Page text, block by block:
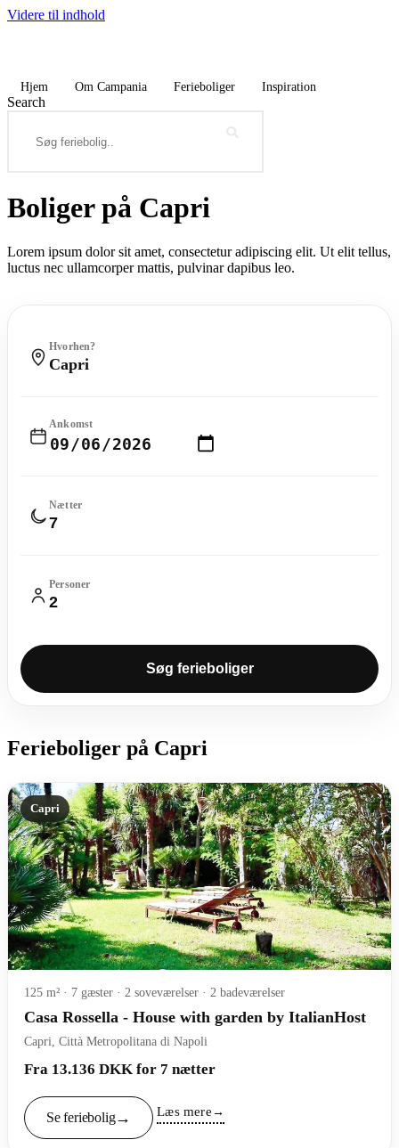
Videre til indhold
Hjem Om Campania Ferieboliger Inspiration
Search
Boliger på Capri
Lorem ipsum dolor sit amet, consectetur adipiscing elit. Ut elit tellus,
luctus nec ullamcorper mattis, pulvinar dapibus leo.
Hvorhen?
Capri
Ankomst
Nætter
Personer
Søg ferieboliger
Ferieboliger på Capri
Capri
125 m² · 7 gæster · 2 soveværelser · 2 badeværelser
Casa Rossella - House with garden by ItalianHost
Capri, Città Metropolitana di Napoli
Fra 13.136 DKK for 7 nætter
Se feriebolig Læs mere